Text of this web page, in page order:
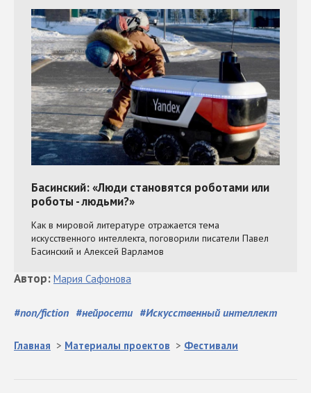
#non/fiction #нейросети #Искусственный интеллект
Автор: Мария Сафонова
Главная > Материалы проектов > Фестивали